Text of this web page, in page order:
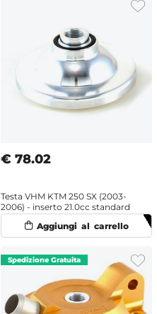
€ 78.02
Testa VHM KTM 250 SX (2003-
2006) - inserto 21.0cc standard